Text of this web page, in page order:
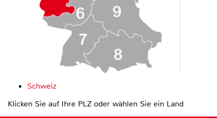
Schweiz
Klicken Sie auf Ihre PLZ oder wählen Sie ein Land